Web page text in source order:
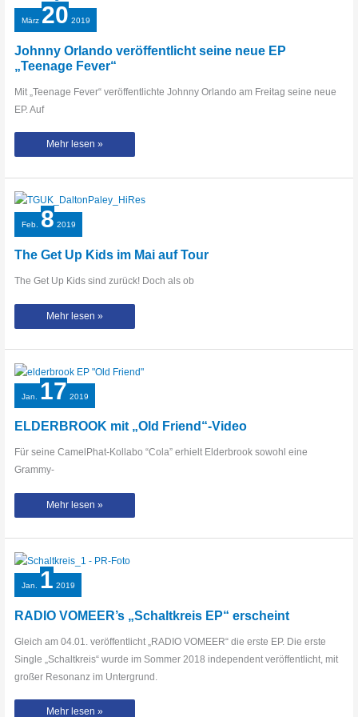
März 20 2019
Johnny Orlando veröffentlicht seine neue EP
„Teenage Fever“
Mit „Teenage Fever“ veröffentlichte Johnny Orlando am Freitag seine neue
EP. Auf
Johnny
neue
„Teenage
Fever“
Mehr lesen »
Feb. 8 2019
The Get Up Kids im Mai auf Tour
The Get Up Kids sind zurück! Doch als ob
The
Up
im
auf
Tour
Mehr lesen »
Jan. 17 2019
ELDERBROOK mit „Old Friend“-Video
Für seine CamelPhat-Kollabo “Cola” erhielt Elderbrook sowohl eine
Grammy-
ELDERBROOK
Video
Mehr lesen »
Jan. 1 2019
RADIO VOMEER’s „Schaltkreis EP“ erscheint
Gleich am 04.01. veröffentlicht „RADIO VOMEER“ die erste EP. Die erste
Single „Schaltkreis“ wurde im Sommer 2018 independent veröffentlicht, mit
großer Resonanz im Untergrund.
RADIO
Mehr lesen »